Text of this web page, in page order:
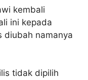
kembali
ini kepada
diubah namanya
tidak dipilih